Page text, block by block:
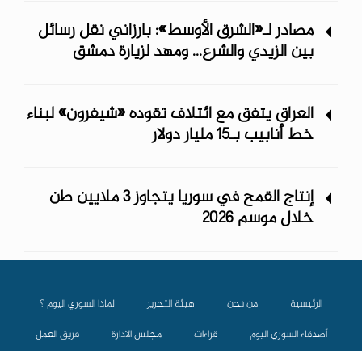
مصادر لـ«الشرق الأوسط»: بارزاني نقل رسائل
بين الزيدي والشرع... ومهد لزيارة دمشق
العراق يتفق مع ائتلاف تقوده «شيفرون» لبناء
خط أنابيب بـ15 مليار دولار
إنتاج القمح في سوريا يتجاوز 3 ملايين طن
خلال موسم 2026
الرئيسية من نحن هيئة التحرير
لماذا السوري اليوم ؟
أصدقاء السوري اليوم
قراءات مجلس الادارة فريق العمل